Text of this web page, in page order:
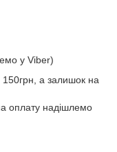
у Viber)
а залишок на
оплату надішлемо